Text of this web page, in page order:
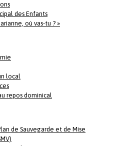
des Enfants
où vas-tu ? »
local
repos dominical
de Sauvegarde et de Mise